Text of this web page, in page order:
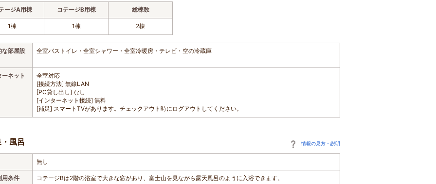
ージA用棟 コテージB用棟 総棟数
1棟 1棟 2棟
な部屋設
全室バストイレ・全室シャワー・全室冷暖房・テレビ・空の冷蔵庫
ーネット
全室対応
[接続方法] 無線LAN
[PC貸し出し] なし
[インターネット接続] 無料
[補足] スマートTVがあります。チェックアウト時にログアウトしてください。
風呂 情報の見方・説明
無し
用条件 コテージBは2階の浴室で大きな窓があり、富士山を見ながら露天風呂のように入浴できます。